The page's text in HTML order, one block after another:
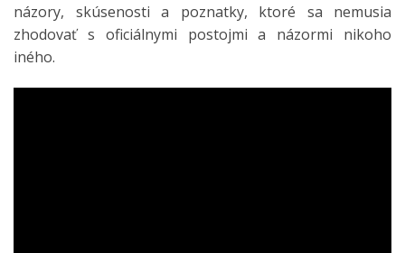
názory, skúsenosti a poznatky, ktoré sa nemusia
zhodovať s oficiálnymi postojmi a názormi nikoho
iného.